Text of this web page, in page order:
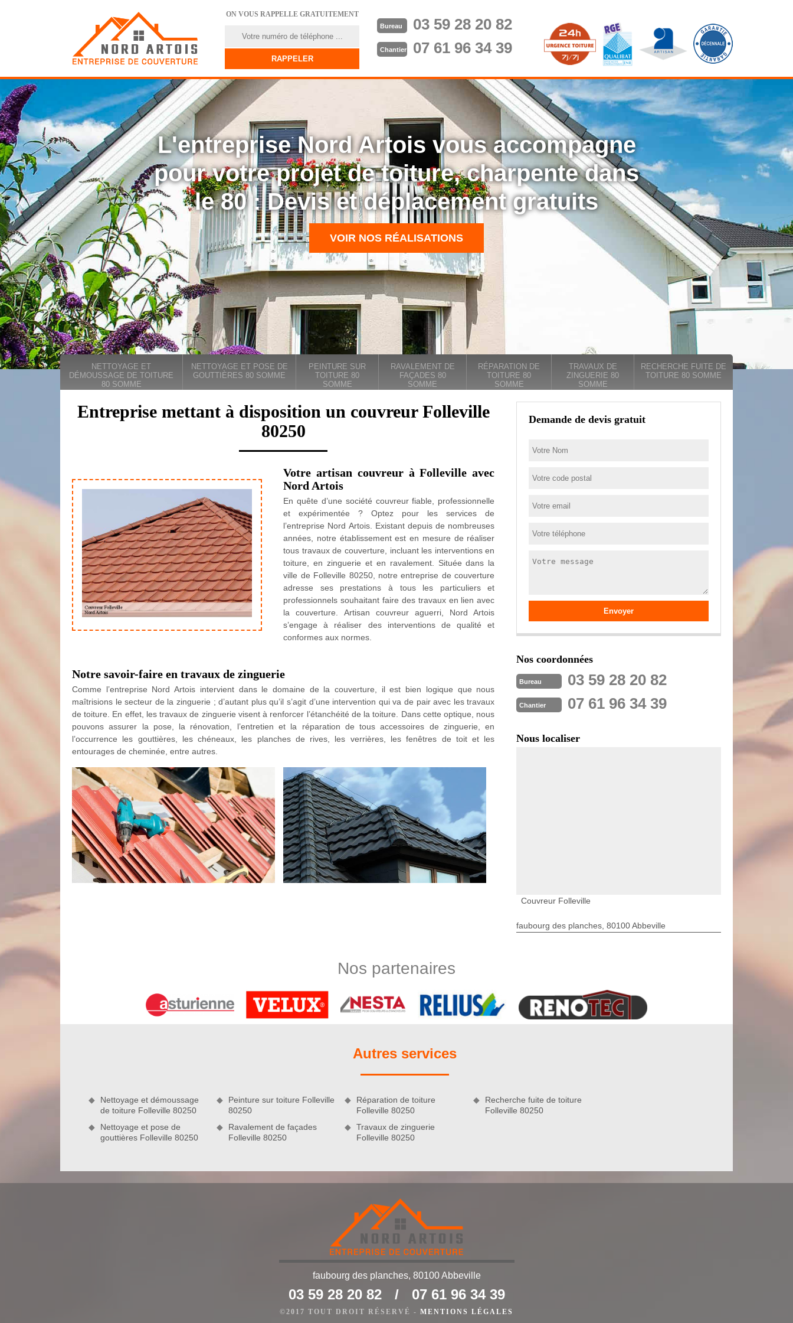
ON VOUS RAPPELLE GRATUITEMENT
Bureau 03 59 28 20 82
Chantier 07 61 96 34 39
L'entreprise Nord Artois vous accompagne
pour votre projet de toiture, charpente dans
le 80 : Devis et déplacement gratuits
VOIR NOS RÉALISATIONS
NETTOYAGE ET
DÉMOUSSAGE DE TOITURE
80 SOMME
NETTOYAGE ET POSE DE
GOUTTIÈRES 80 SOMME
PEINTURE SUR
TOITURE 80
SOMME
RAVALEMENT DE
FAÇADES 80
SOMME
RÉPARATION DE
TOITURE 80
SOMME
TRAVAUX DE
ZINGUERIE 80
SOMME
RECHERCHE FUITE DE
TOITURE 80 SOMME
Entreprise mettant à disposition un couvreur Folleville
80250
Votre artisan couvreur à Folleville avec
Nord Artois
En quête d’une société couvreur fiable, professionnelle
et expérimentée ? Optez pour les services de
l’entreprise Nord Artois. Existant depuis de nombreuses
années, notre établissement est en mesure de réaliser
tous travaux de couverture, incluant les interventions en
toiture, en zinguerie et en ravalement. Située dans la
ville de Folleville 80250, notre entreprise de couverture
adresse ses prestations à tous les particuliers et
professionnels souhaitant faire des travaux en lien avec
la couverture. Artisan couvreur aguerri, Nord Artois
s’engage à réaliser des interventions de qualité et
conformes aux normes.
Notre savoir-faire en travaux de zinguerie
Comme l’entreprise Nord Artois intervient dans le domaine de la couverture, il est bien logique que nous
maîtrisions le secteur de la zinguerie ; d’autant plus qu’il s’agit d’une intervention qui va de pair avec les travaux
de toiture. En effet, les travaux de zinguerie visent à renforcer l’étanchéité de la toiture. Dans cette optique, nous
pouvons assurer la pose, la rénovation, l’entretien et la réparation de tous accessoires de zinguerie, en
l’occurrence les gouttières, les chéneaux, les planches de rives, les verrières, les fenêtres de toit et les
entourages de cheminée, entre autres.
afin de répondre aux besoins de notre clientèle, nous avons fait en sorte de diversifier au mieux nos activités.
nettoyage de gouttières, de peinture sur toiture, de nettoyage et ravalement de façade, de réparation de toiture,
de recherche fuite toiture ainsi que de travaux de zinguerie. L’entreprise Nord Artois se tient à votre entière
Si votre habitation se trouve dans notre zone d’intervention, c’est-à-dire dans la ville de Folleville 80250 et les
matériaux et produits à utiliser sur le chantier. Notre offre reste valable qu’importe l’ampleur des tâches à faire.
Quand une toiture a un problème de fonctionnement, elle a besoin d’être réparé dans le meilleur délai possible.
Demande de devis gratuit
Nos coordonnées
Bureau 03 59 28 20 82
Chantier 07 61 96 34 39
Nous localiser
Couvreur Folleville
faubourg des planches, 80100 Abbeville
Nos partenaires
Autres services
Nettoyage et démoussage
de toiture Folleville 80250
Nettoyage et pose de
gouttières Folleville 80250
Peinture sur toiture Folleville
80250
Ravalement de façades
Folleville 80250
Réparation de toiture
Folleville 80250
Travaux de zinguerie
Folleville 80250
Recherche fuite de toiture
Folleville 80250
faubourg des planches, 80100 Abbeville
03 59 28 20 82 / 07 61 96 34 39
©2017 TOUT DROIT RÉSERVÉ - MENTIONS LÉGALES